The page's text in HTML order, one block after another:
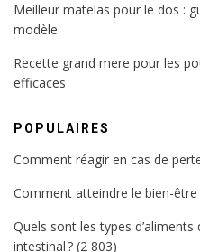
Meilleur matelas pour le dos :
modèle
Recette grand mere pour les
efficaces
POPULAIRES
Comment réagir en cas de
Comment atteindre le bien-être
Quels sont les types
intestinal ? (2 803)